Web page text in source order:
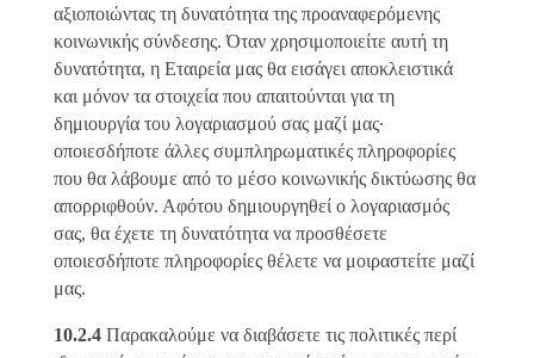
αξιοποιώντας τη δυνατότητα της προαναφερόμενης
κοινωνικής σύνδεσης. Όταν χρησιμοποιείτε αυτή τη
δυνατότητα, η Εταιρεία μας θα εισάγει αποκλειστικά
και μόνον τα στοιχεία που απαιτούνται για τη
δημιουργία του λογαριασμού σας μαζί μας·
οποιεσδήποτε άλλες συμπληρωματικές πληροφορίες
που θα λάβουμε από το μέσο κοινωνικής δικτύωσης θα
απορριφθούν. Αφότου δημιουργηθεί ο λογαριασμός
σας, θα έχετε τη δυνατότητα να προσθέσετε
οποιεσδήποτε πληροφορίες θέλετε να μοιραστείτε μαζί
μας.
10.2.4 Παρακαλούμε να διαβάσετε τις πολιτικές περί